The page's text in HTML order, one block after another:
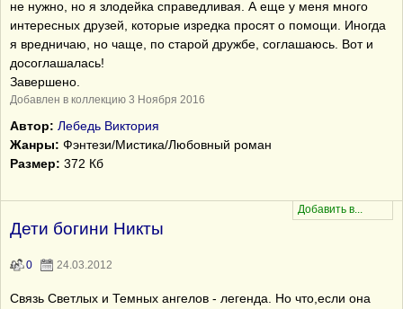
не нужно, но я злодейка справедливая. А еще у меня много
интересных друзей, которые изредка просят о помощи. Иногда
я вредничаю, но чаще, по старой дружбе, соглашаюсь. Вот и
досоглашалась!
Завершено.
Добавлен в коллекцию 3 Ноября 2016
Автор: Лебедь Виктория
Жанры: Фэнтези/Мистика/Любовный роман
Размер: 372 Кб
Дети богини Никты
0 24.03.2012
Связь Светлых и Темных ангелов - легенда. Но что,если она